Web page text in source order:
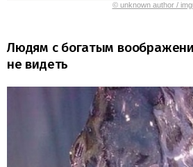
© unknown author /
Людям с богатым
не видеть